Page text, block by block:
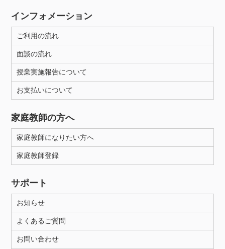
インフォメーション
ご利用の流れ
面談の流れ
授業実施報告について
お支払いについて
家庭教師の方へ
家庭教師になりたい方へ
家庭教師登録
サポート
お知らせ
よくあるご質問
お問い合わせ